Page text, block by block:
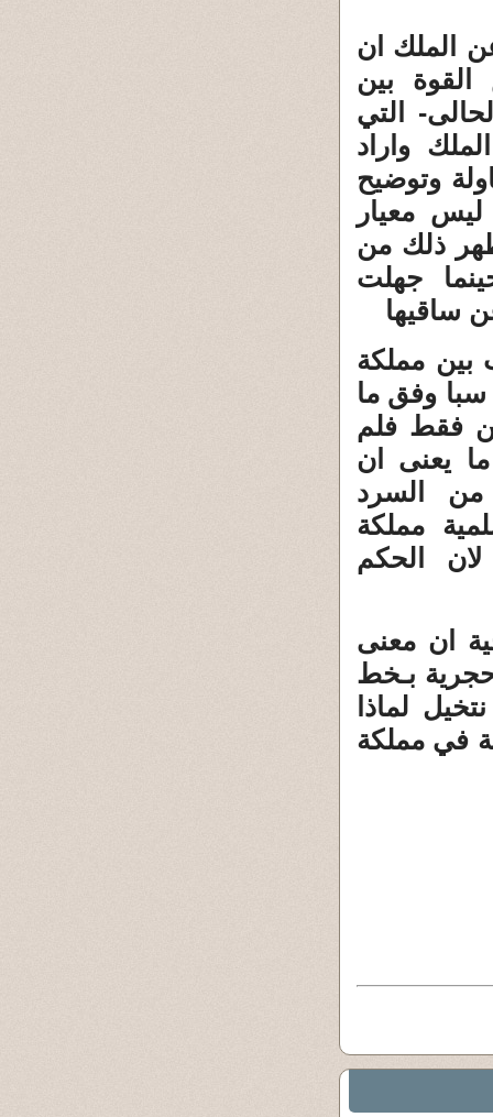
الملك ان
القوة بين
التي
واراد
وتوضيح
معيار
ذلك من
جهلت
ساقيها
مملكة
سبا وفق ما
فقط فلم
يعنى ان
من السرد
مملكة
الحكم
ان معنى
بـخط
لماذا
في مملكة